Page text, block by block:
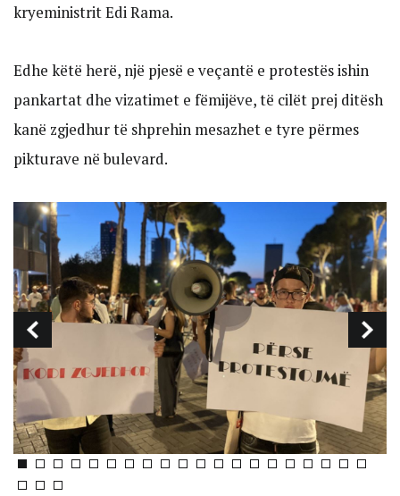
kryeministrit Edi Rama.
Edhe këtë herë, një pjesë e veçantë e protestës ishin
pankartat dhe vizatimet e fëmijëve, të cilët prej ditësh
kanë zgjedhur të shprehin mesazhet e tyre përmes
pikturave në bulevard.